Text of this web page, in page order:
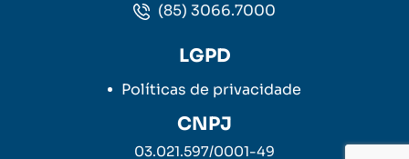
(85) 3066.7000
LGPD
Políticas de privacidade
CNPJ
03.021.597/0001-49